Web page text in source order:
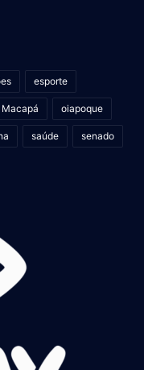
esporte
Macapá oiapoque
saúde senado